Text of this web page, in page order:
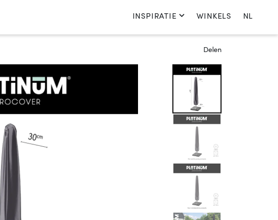
INSPIRATIE WINKELS NL
Nederlands
English
Français
Deutsch
Nederland
Kies je land
Delen